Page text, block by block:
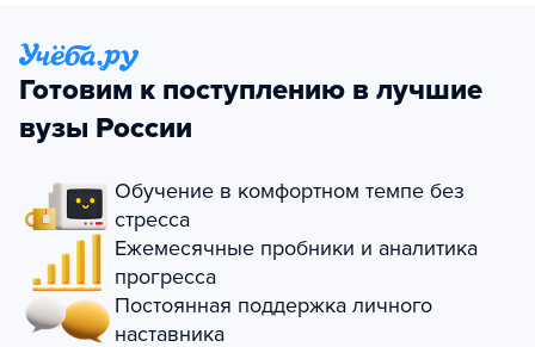
Готовим к поступлению в лучшие
вузы России
Обучение в комфортном темпе без
стресса
Ежемесячные пробники и аналитика
прогресса
Постоянная поддержка личного
наставника